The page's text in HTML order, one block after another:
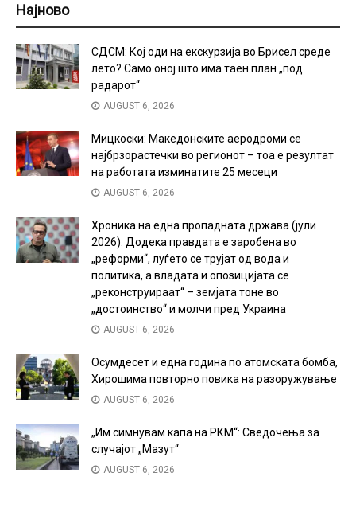
Најново
СДСМ: Кој оди на екскурзија во Брисел среде
лето? Само оној што има таен план „под
радарот“
AUGUST 6, 2026
Мицкоски: Македонските аеродроми се
најбрзорастечки во регионот – тоа е резултат
на работата изминатите 25 месеци
AUGUST 6, 2026
Хроника на една пропадната држава (јули
2026): Додека правдата е заробена во
„реформи“, луѓето се трујат од вода и
политика, а владата и опозицијата се
„реконструираат“ – земјата тоне во
„достоинство“ и молчи пред Украина
AUGUST 6, 2026
Осумдесет и една година по атомската бомба,
Хирошима повторно повика на разоружување
AUGUST 6, 2026
„Им симнувам капа на РКМ“: Сведочења за
случајот „Мазут“
AUGUST 6, 2026